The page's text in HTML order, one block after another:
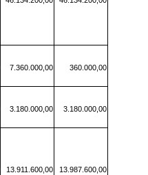
7.360.000,00 360.000,00
3.180.000,00 3.180.000,00
13.911.600,00 13.987.600,00